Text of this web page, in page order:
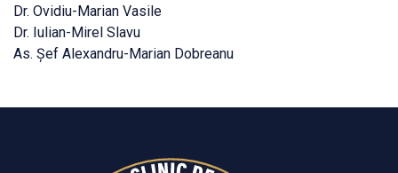
Dr. Ovidiu-Marian Vasile
Dr. Iulian-Mirel Slavu
As. Șef Alexandru-Marian Dobreanu